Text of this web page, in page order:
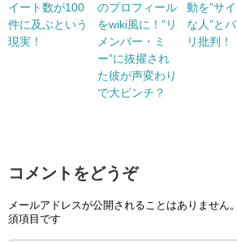
イート数が100
件に及ぶという
現実！
のプロフィール
をwiki風に！”リ
メンバー・ミ
ー”に抜擢され
た彼が声変わり
で大ピンチ？
動を”サ
な人”と
リ批判！
コメントをどうぞ
メールアドレスが公開されることはありません。
須項目です